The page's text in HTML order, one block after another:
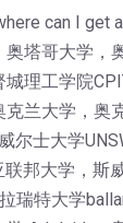
can I get
塔哥大学，
理工学院
兰大学，奥
尔士大学
联邦大学，斯
瑞特大学